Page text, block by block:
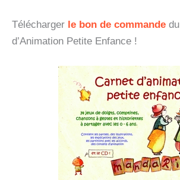
Télécharger le bon de commande
d’Animation Petite Enfance !